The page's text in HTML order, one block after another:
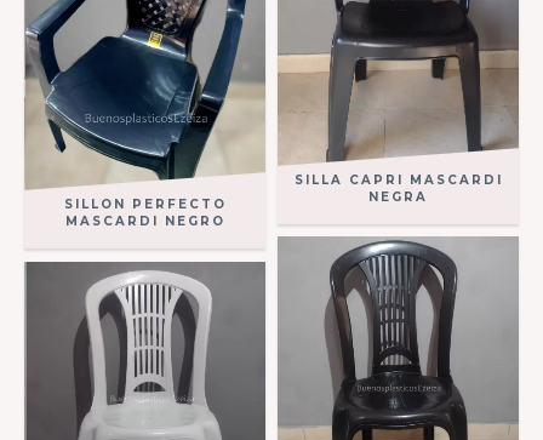
SILLON PERFECTO
MASCARDI NEGRO
SILLA CAPRI MASCARDI
NEGRA